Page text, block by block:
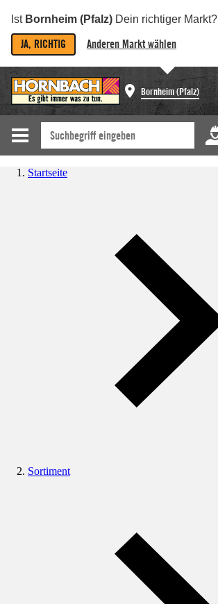
Ist Bornheim (Pfalz) Dein richtiger Markt?
JA, RICHTIG Anderen Markt wählen
Bornheim (Pfalz)
Startseite
Sortiment